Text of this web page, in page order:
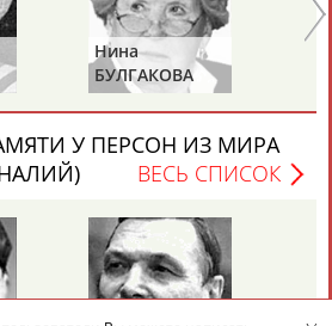
Магомед
АБДУЛКАГИРОВ
Назир
АБДУЛЛАЕВ
ПЕРСОНЫ
Нина
БУЛГАКОВА
У ПЕРСОН ИЗ МИРА
ВЕСЬ СПИСОК